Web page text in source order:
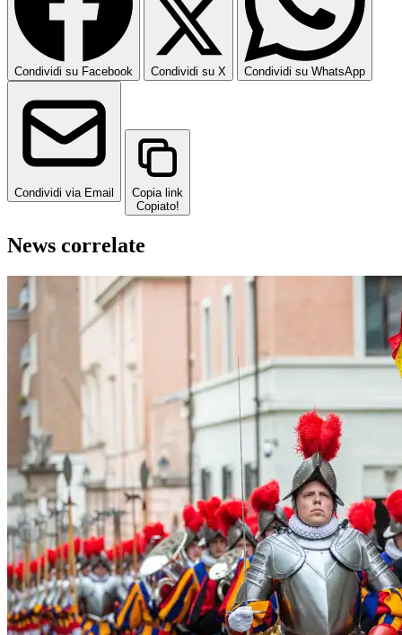
Condividi su Facebook Condividi su X Condividi su WhatsApp
Condividi via Email
Copia link
Copiato!
News correlate